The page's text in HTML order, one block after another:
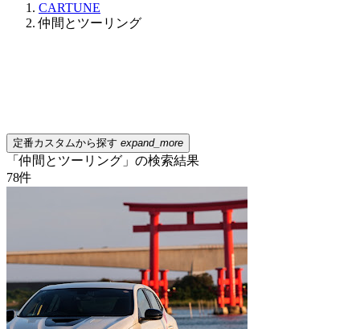
CARTUNE
仲間とツーリング
定番カスタムから探す expand_more
「仲間とツーリング」の検索結果
78件